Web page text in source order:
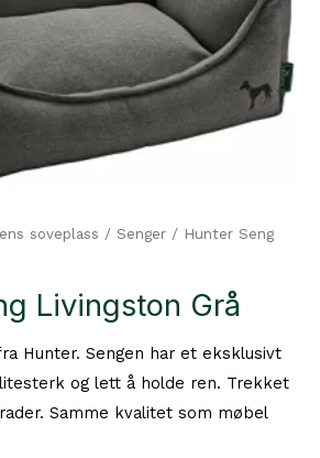
soveplass /Senger / Hunter Seng
Livingston Grå
Hunter. Sengen har et eksklusivt
og lett å holde ren. Trekket
Samme kvalitet som møbel